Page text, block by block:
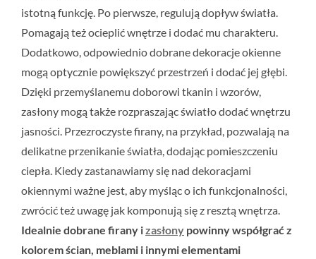
istotną funkcję. Po pierwsze, regulują dopływ światła.
Pomagają też ocieplić wnętrze i dodać mu charakteru.
Dodatkowo, odpowiednio dobrane dekoracje okienne
mogą optycznie powiększyć przestrzeń i dodać jej głębi.
Dzięki przemyślanemu doborowi tkanin i wzorów,
zasłony mogą także rozpraszając światło dodać wnętrzu
jasności. Przezroczyste firany, na przykład, pozwalają na
delikatne przenikanie światła, dodając pomieszczeniu
ciepła. Kiedy zastanawiamy się nad dekoracjami
okiennymi ważne jest, aby myśląc o ich funkcjonalności,
zwrócić też uwagę jak komponują się z resztą wnętrza.
Idealnie dobrane firany izasłony powinny współgrać z
kolorem ścian, meblami i innymi elementami